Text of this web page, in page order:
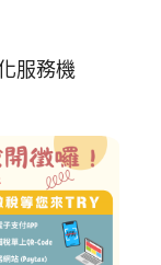
服務機